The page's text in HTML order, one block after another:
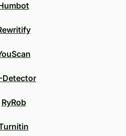
Detector
RyRob